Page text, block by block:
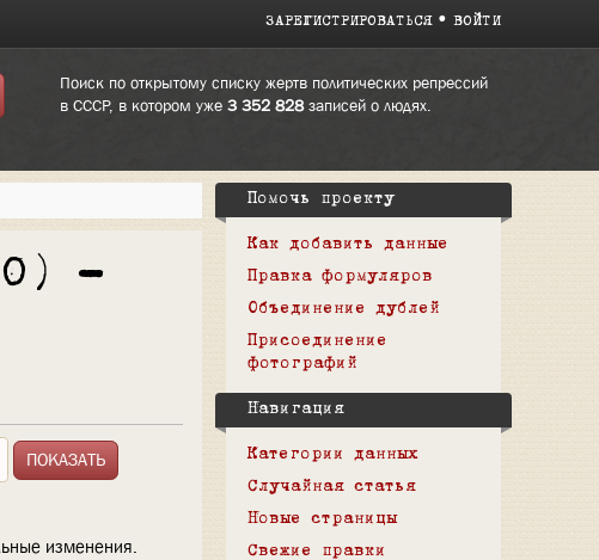
ЗАРЕГИСТРИРОВАТЬСЯ ВОЙТИ
Поиск по открытому списку жертв политических репрессий
в СССР, в котором уже 3 352 828записей о людях.
—
изменения.
Помочь проекту
Как добавить данные
Правка формуляров
Объединение дублей
Присоединение
фотографий
Навигация
Категории данных
Случайная статья
Новые страницы
Свежие правки